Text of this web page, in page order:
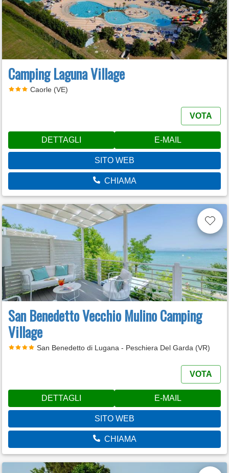
Camping Laguna Village
Caorle (VE)
VOTA
DETTAGLI E-MAIL
SITO WEB
CHIAMA
San Benedetto Vecchio Mulino Camping
Village
San Benedetto di Lugana - Peschiera Del Garda (VR)
VOTA
DETTAGLI E-MAIL
SITO WEB
CHIAMA